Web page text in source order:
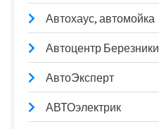
Автохаус, автомойка
Автоцентр Березники
АвтоЭксперт
АВТОэлектрик